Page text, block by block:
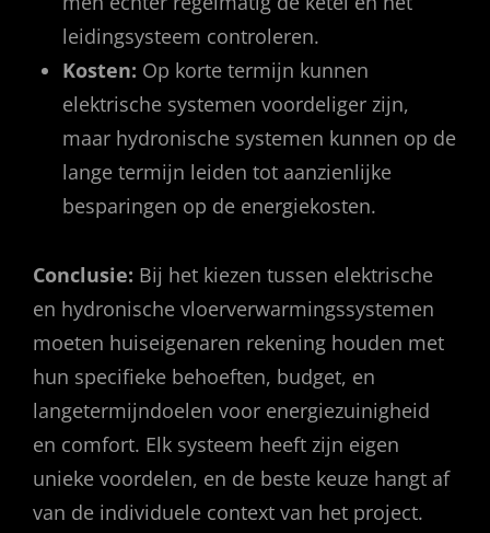
leidingsysteem controleren.
Kosten: Op korte termijn kunnen
elektrische systemen voordeliger zijn,
maar hydronische systemen kunnen op de
lange termijn leiden tot aanzienlijke
besparingen op de energiekosten.
Conclusie: Bij het kiezen tussen elektrische
en hydronische vloerverwarmingssystemen
moeten huiseigenaren rekening houden met
hun specifieke behoeften, budget, en
langetermijndoelen voor energiezuinigheid
en comfort. Elk systeem heeft zijn eigen
unieke voordelen, en de beste keuze hangt af
van de individuele context van het project.